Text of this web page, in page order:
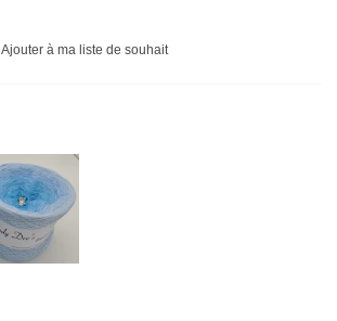
Ajouter à ma liste de souhait